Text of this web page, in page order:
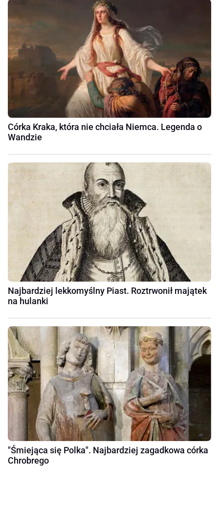
Córka Kraka, która nie chciała Niemca. Legenda o
Wandzie
Najbardziej lekkomyślny Piast. Roztrwonił majątek
na hulanki
"Śmiejąca się Polka". Najbardziej zagadkowa córka
Chrobrego